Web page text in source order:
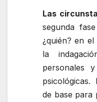
Las
segunda
¿quién? en
la
personales
psicológicas.
de base para